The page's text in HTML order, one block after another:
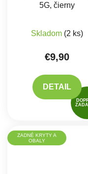
5G, čierny
Skladom (2 ks)
€9,90
DETAIL
ZADNÉ KRYTY A
OBALY